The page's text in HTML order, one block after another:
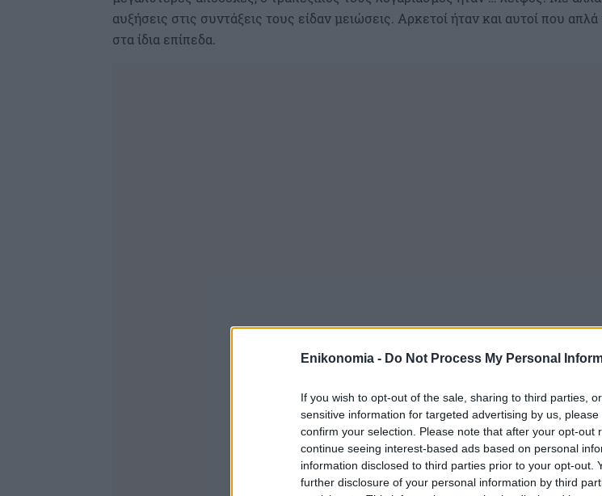
Enikonomia - Do Not Process My Personal
If you wish to opt-out of the sale, sharing to third parties,
sensitive information for targeted advertising by us,
confirm your selection. Please note that after your opt-out
continue seeing interest-based ads based on personal
information disclosed to third parties prior to your opt-out.
further disclosure of your personal information by third
αυξήσεις στις συντάξεις τους είδαν μειώσεις. Αρκετοί ήταν και αυτοί που
στα ίδια επίπεδα.